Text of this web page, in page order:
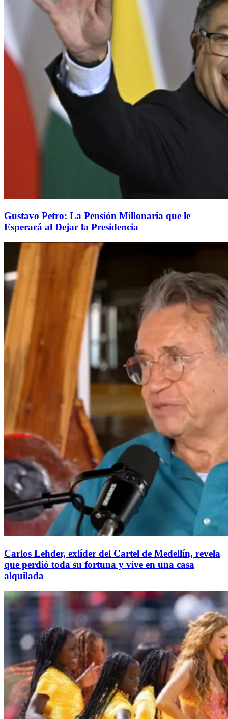
Gustavo Petro: La Pensión Millonaria que le
Esperará al Dejar la Presidencia
Carlos Lehder, exlíder del Cartel de Medellín, revela
que perdió toda su fortuna y vive en una casa
alquilada